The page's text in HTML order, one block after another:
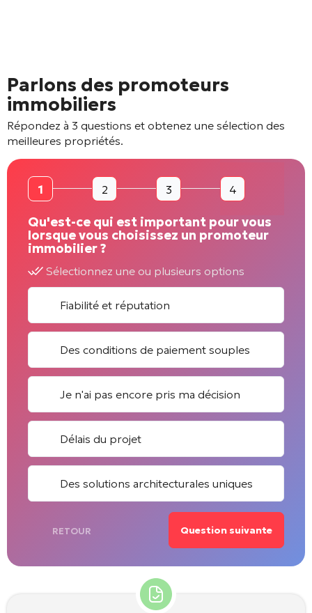
Parlons des promoteurs
immobiliers
Répondez à 3 questions et obtenez une sélection des
meilleures propriétés.
1 2 3 4
Qu'est-ce qui est important pour vous
lorsque vous choisissez un promoteur
immobilier ?
Sélectionnez une ou plusieurs options
Fiabilité et réputation
Des conditions de paiement souples
Je n'ai pas encore pris ma décision
Délais du projet
Des solutions architecturales uniques
RETOUR Question suivante